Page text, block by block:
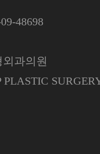
48698
과의원
PLASTIC